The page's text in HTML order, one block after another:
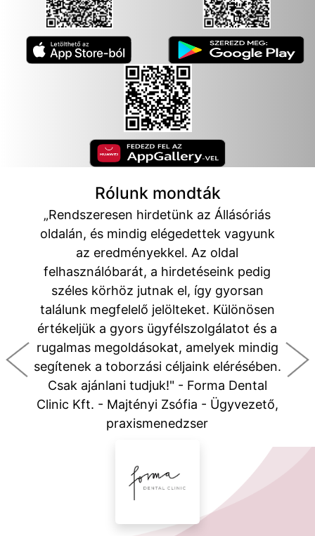
Rólunk mondták
„Rendszeresen hirdetünk az Állásóriás
oldalán, és mindig elégedettek vagyunk
az eredményekkel. Az oldal
felhasználóbarát, a hirdetéseink pedig
széles körhöz jutnak el, így gyorsan
találunk megfelelő jelölteket. Különösen
értékeljük a gyors ügyfélszolgálatot és a
rugalmas megoldásokat, amelyek mindig
segítenek a toborzási céljaink elérésében.
Csak ajánlani tudjuk!" - Forma Dental
Clinic Kft. - Majtényi Zsófia - Ügyvezető,
praxismenedzser